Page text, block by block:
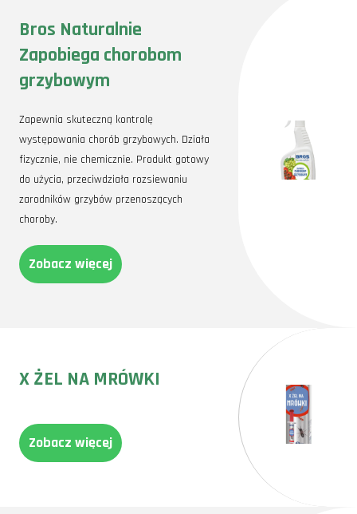
Bros Naturalnie
Zapobiega chorobom
grzybowym
Zapewnia skuteczną kontrolę
występowania chorób grzybowych. Działa
fizycznie, nie chemicznie. Produkt gotowy
do użycia, przeciwdziała rozsiewaniu
zarodników grzybów przenoszących
choroby.
Zobacz więcej
X ŻEL NA MRÓWKI
Zobacz więcej